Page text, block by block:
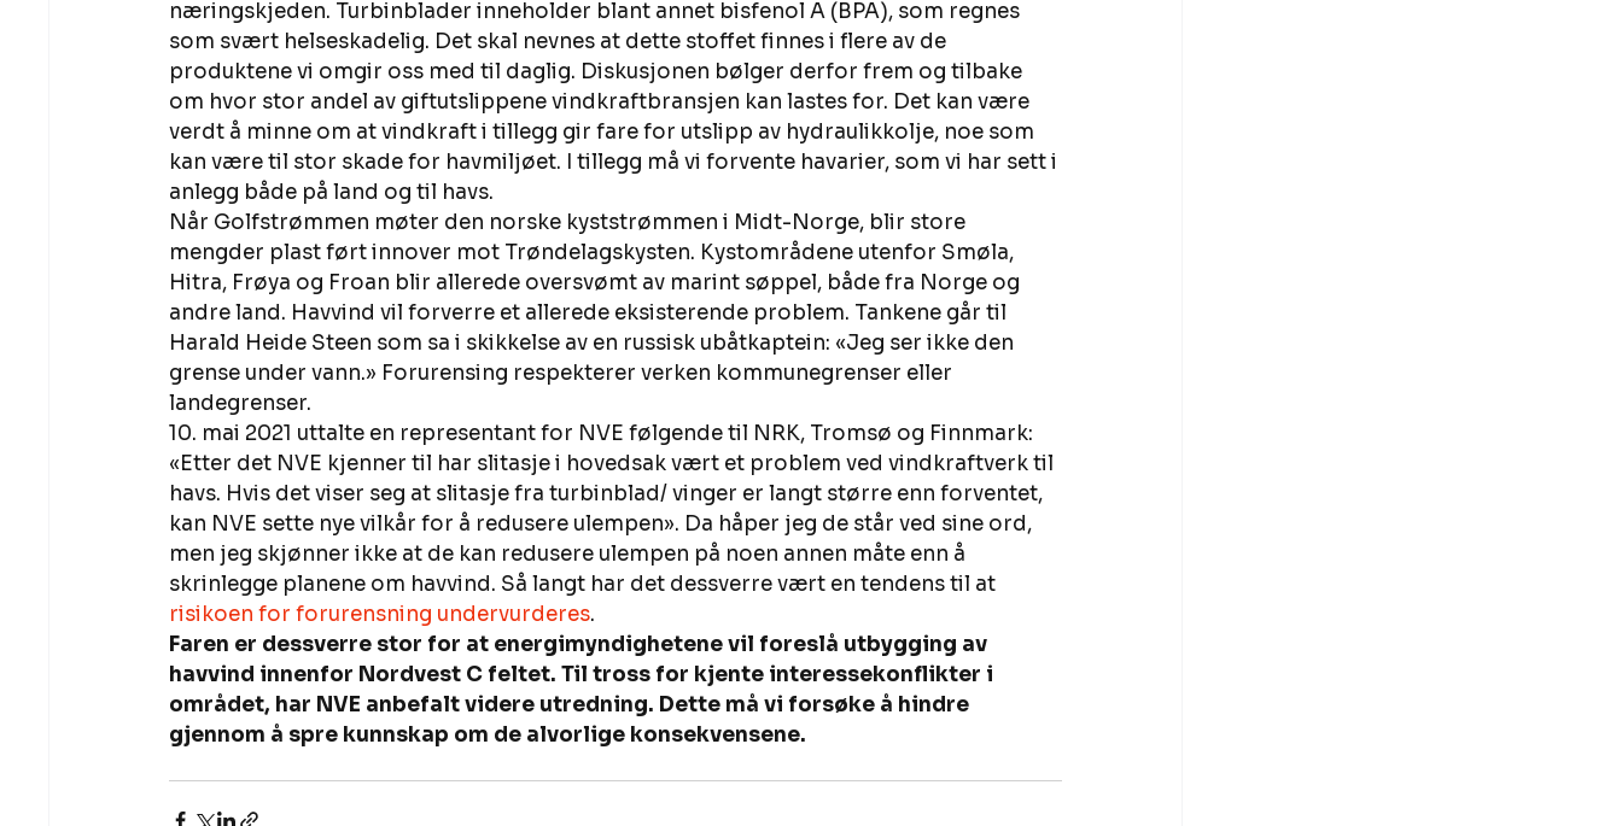
næringskjeden. Turbinblader inneholder blant annet bisfenol A (BPA), som regnes
som svært helseskadelig. Det skal nevnes at dette stoffet finnes i flere av de
produktene vi omgir oss med til daglig. Diskusjonen bølger derfor frem og tilbake
om hvor stor andel av giftutslippene vindkraftbransjen kan lastes for. Det kan være
verdt å minne om at vindkraft i tillegg gir fare for utslipp av hydraulikkolje, noe som
kan være til stor skade for havmiljøet. I tillegg må vi forvente havarier, som vi har sett i
anlegg både på land og til havs.
Når Golfstrømmen møter den norske kyststrømmen i Midt-Norge, blir store
mengder plast ført innover mot Trøndelagskysten. Kystområdene utenfor Smøla,
Hitra, Frøya og Froan blir allerede oversvømt av marint søppel, både fra Norge og
andre land. Havvind vil forverre et allerede eksisterende problem. Tankene går til
Harald Heide Steen som sa i skikkelse av en russisk ubåtkaptein: «Jeg ser ikke den
grense under vann.» Forurensing respekterer verken kommunegrenser eller
landegrenser.
10. mai 2021 uttalte en representant for NVE følgende til NRK, Tromsø og Finnmark:
«Etter det NVE kjenner til har slitasje i hovedsak vært et problem ved vindkraftverk til
havs. Hvis det viser seg at slitasje fra turbinblad/ vinger er langt større enn forventet,
kan NVE sette nye vilkår for å redusere ulempen». Da håper jeg de står ved sine ord,
men jeg skjønner ikke at de kan redusere ulempen på noen annen måte enn å
skrinlegge planene om havvind. Så langt har det dessverre vært en tendens til at
risikoen for forurensning undervurderes.
Faren er dessverre stor for at energimyndighetene vil foreslå utbygging av
havvind innenfor Nordvest C feltet. Til tross for kjente interessekonflikter i
området, har NVE anbefalt videre utredning. Dette må vi forsøke å hindre
gjennom å spre kunnskap om de alvorlige konsekvensene.